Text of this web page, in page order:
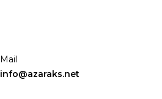
Mail
info@azaraks.net